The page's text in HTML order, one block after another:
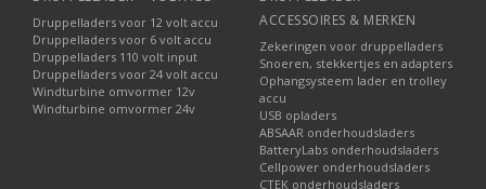
Druppelladers voor 12 volt accu
Druppelladers voor 6 volt accu
Druppelladers 110 volt input
Druppelladers voor 24 volt accu
Windturbine omvormer 12v
Windturbine omvormer 24v
ACCESSOIRES & MERKEN
Zekeringen voor druppelladers
Snoeren, stekkertjes en adapters
Ophangsysteem lader en trolley
accu
USB opladers
ABSAAR onderhoudsladers
BatteryLabs onderhoudsladers
Cellpower onderhoudsladers
CTEK onderhoudsladers